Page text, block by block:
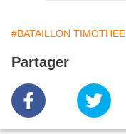
#BATAILLON TIMOTHEE
Partager